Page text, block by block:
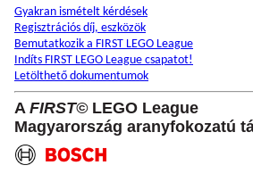
Gyakran ismételt kérdések
Regisztrációs díj, eszközök
Bemutatkozik a FIRST LEGO League
Indíts FIRST LEGO League csapatot!
Letölthető dokumentumok
A FIRST©LEGO League
Magyarország aranyfokozatú